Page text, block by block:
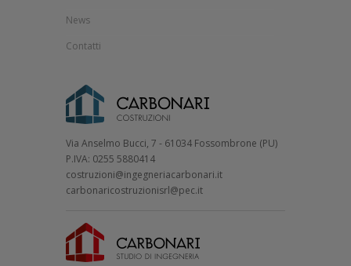
News
Contatti
Via Anselmo Bucci, 7 - 61034 Fossombrone (PU)
P.IVA: 0255 5880414
costruzioni@ingegneriacarbonari.it
carbonaricostruzionisrl@pec.it